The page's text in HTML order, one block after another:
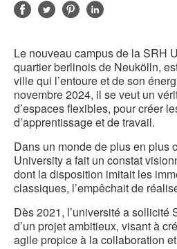
Partager
PartagerPartagerPartager
Le nouveau campus de la SRH
quartier berlinois de Neukölln,
ville qui l’entoure et de son
novembre 2024, il se veut un
d’espaces flexibles, pour créer
d’apprentissage et de travail.
Dans un monde de plus en plus
University a fait un constat
dont la disposition imitait les
classiques, l’empêchait de
Dès 2021, l’université a sollicité
d’un projet ambitieux, visant à
agile propice à la collaboration